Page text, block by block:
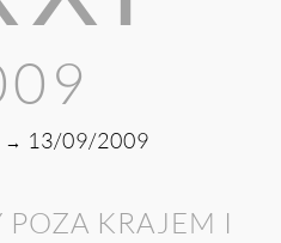
→ 13/09/2009
POZA KRAJEM I